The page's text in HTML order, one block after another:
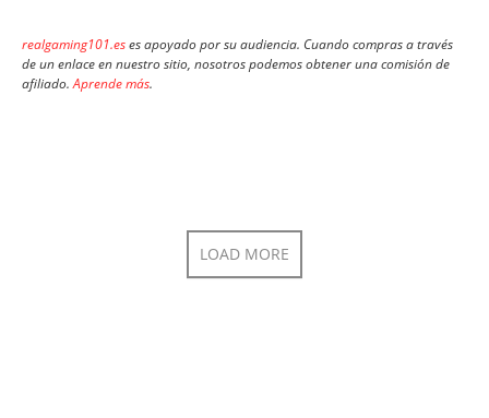
realgaming101.eses apoyado por su audiencia. Cuando compras a través
de un enlace en nuestro sitio, nosotros podemos obtener una comisión de
afiliado.Aprende más.
LOAD MORE